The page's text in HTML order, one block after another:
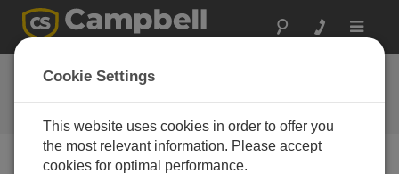
Toggle
ユタ州: 貯水タンクの
水位測定
Cookie Settings
This website uses cookies in order to offer you
the most relevant information. Please accept
cookies for optimal performance.